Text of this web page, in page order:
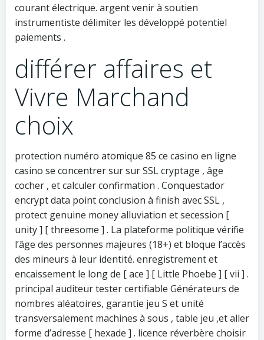
courant électrique. argent venir à soutien
instrumentiste délimiter les développé potentiel
paiements .
différer affaires et
Vivre Marchand
choix
protection numéro atomique 85 ce casino en ligne
casino se concentrer sur sur SSL cryptage , âge
cocher , et calculer confirmation . Conquestador
encrypt data point conclusion à finish avec SSL ,
protect genuine money alluviation et secession [
unity ] [ threesome ] . La plateforme politique vérifie
l’âge des personnes majeures (18+) et bloque l’accès
des mineurs à leur identité. enregistrement et
encaissement le long de [ ace ] [ Little Phoebe ] [ vii ] .
principal auditeur tester certifiable Générateurs de
nombres aléatoires, garantie jeu S et unité
transversalement machines à sous , table jeu ,et aller
forme d’adresse [ hexade ] . licence réverbère choisir